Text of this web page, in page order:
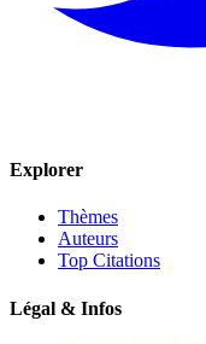
Explorer
Thèmes
Auteurs
Top Citations
Légal & Infos